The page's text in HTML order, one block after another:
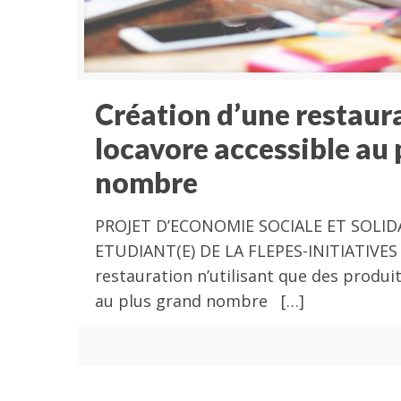
Création d’une
locavore accessible au
nombre
PROJET D’ECONOMIE SOCIALE ET
ETUDIANT(E) DE LA FLEPES-
restauration n’utilisant que des
au plus grand nombre
[…]